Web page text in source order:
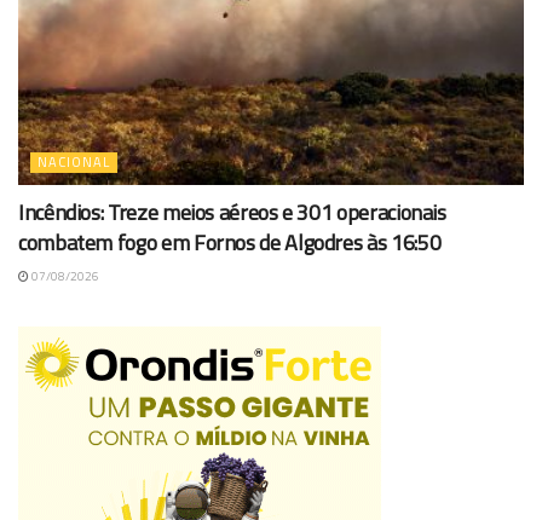
NACIONAL
Incêndios: Treze meios aéreos e 301 operacionais
combatem fogo em Fornos de Algodres às 16:50
07/08/2026